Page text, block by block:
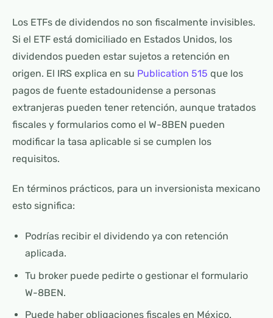
Los ETFs de dividendos no son fiscalmente invisibles.
Si el ETF está domiciliado en Estados Unidos, los
dividendos pueden estar sujetos a retención en
origen. El IRS explica en su Publication 515 que los
pagos de fuente estadounidense a personas
extranjeras pueden tener retención, aunque tratados
fiscales y formularios como el W-8BEN pueden
modificar la tasa aplicable si se cumplen los
requisitos.
En términos prácticos, para un inversionista mexicano
esto significa:
Podrías recibir el dividendo ya con retención
aplicada.
Tu broker puede pedirte o gestionar el formulario
W-8BEN.
Puede haber obligaciones fiscales en México.